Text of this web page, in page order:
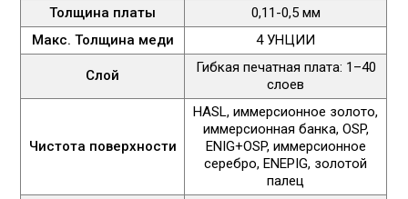
Толщина платы
0,11-0,5 мм
Макс. Толщина меди
4 УНЦИИ
Слой
Гибкая печатная плата: 1–40
слоев
Чистота поверхности
HASL, иммерсионное золото,
иммерсионная банка, OSP,
ENIG+OSP, иммерсионное
серебро, ENEPIG, золотой
палец